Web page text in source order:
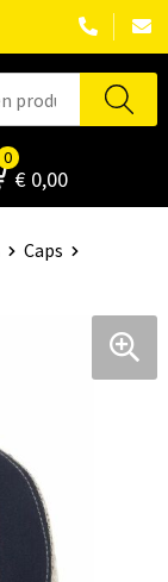
0
€ 0,00
Caps